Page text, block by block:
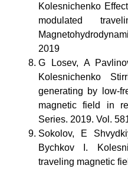
Kolesnichenko
modulated
2019
G Losev, A
Kolesnichenko
generating by low-
magnetic field in
Series. 2019. Vol.
Sokolov, E
Bychkov I.
traveling magnetic